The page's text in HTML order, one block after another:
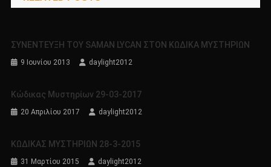
ΣΥΝΕΝΤΕΥΞΗ ΤΟΥ SAMAN LYCAN ΣΤΟΝ ΚΩΔΙΚΑ ΜΥΣΤΗΡΙΩΝ
9 Ιουνίου 2013 daylight2012
Κώδικας Μυστηρίων 29-03-2017
20 Απριλίου 2017 daylight2012
ΚΩΔΙΚΑΣ ΜΥΣΤΗΡΙΩΝ 28-3-2015
31 Μαρτίου 2015 daylight2012